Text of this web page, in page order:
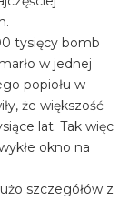
tysięcy bomb
w jednej
popiołu w
że większość
lat. Tak więc
okno na
szczegółów z